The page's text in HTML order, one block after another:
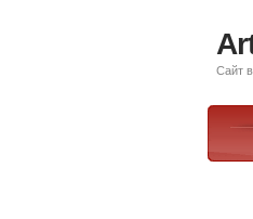
Сайт